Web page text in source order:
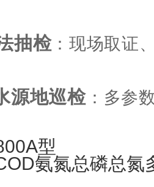
抽检：现场取证
源地巡检：多参
型
氨氮总磷总氮